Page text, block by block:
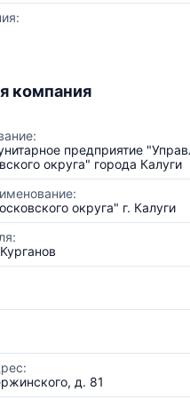
компания
предприятие
округа" города Калуги
округа" г. Калуги
д. 81